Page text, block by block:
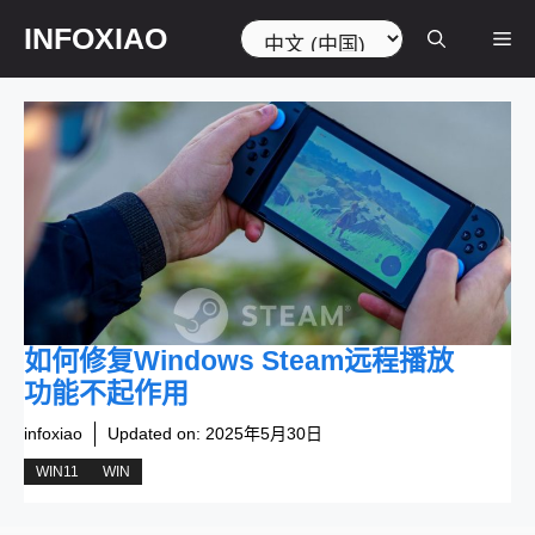
内
INFOXIAO 菜
选
择
语
言
如何修复Windows Steam远程播放
功能不起作用
infoxiao Updated on: 2025年5月30日
WIN11 WIN